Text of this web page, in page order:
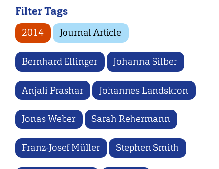
Filter Tags
2014 Journal Article
Bernhard Ellinger Johanna Silber
Anjali Prashar Johannes Landskron
Jonas Weber Sarah Rehermann
Franz-Josef Müller Stephen Smith